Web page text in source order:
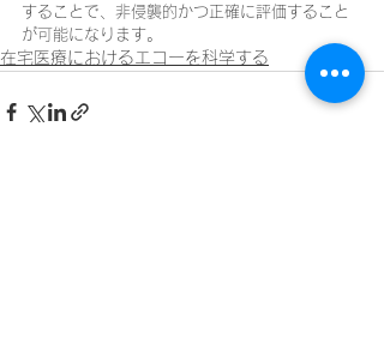
することで、非侵襲的かつ正確に評価すること
が可能になります。
在宅医療におけるエコーを科学する